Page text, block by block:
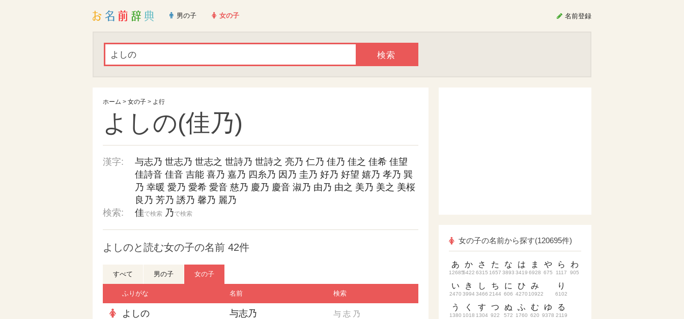
男の子 女の子 名前登録
ホーム > 女の子 > よ行
よしの(佳乃)
漢字: 与志乃 世志乃 世志之 世詩乃 世詩之 亮乃 仁乃 佳乃 佳之 佳希 佳望
佳詩音 佳音 吉能 喜乃 嘉乃 四糸乃 因乃 圭乃 好乃 好望 嬉乃 孝乃 巽
乃 幸暖 愛乃 愛希 愛音 慈乃 慶乃 慶音 淑乃 由乃 由之 美乃 美之 美桜
良乃 芳乃 誘乃 馨乃 麗乃
検索:
佳で検索 乃で検索
よしのと読む女の子の名前 42件
すべて 男の子 女の子
ふりがな 名前 検索
よしの 与志乃 与 志 乃
女の子の名前から探す(120695件)
あ
12685
い
2470
う
1380
か
5422
き
3994
く
1018
さ
6315
し
3466
す
1304
た
1657
ち
2144
つ
922
な
3893
に
606
ぬ
572
は
3419
ひ
4270
ふ
1760
ま
6928
み
10922
む
620
や
675
ゆ
9378
ら
1117
り
6102
る
2119
わ
905